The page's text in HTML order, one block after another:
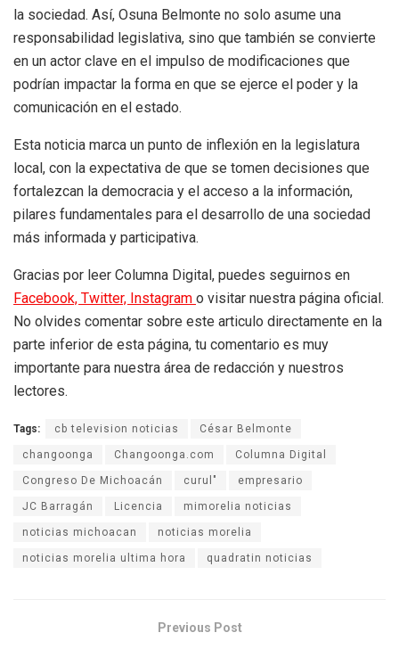
la sociedad. Así, Osuna Belmonte no solo asume una
responsabilidad legislativa, sino que también se convierte
en un actor clave en el impulso de modificaciones que
podrían impactar la forma en que se ejerce el poder y la
comunicación en el estado.
Esta noticia marca un punto de inflexión en la legislatura
local, con la expectativa de que se tomen decisiones que
fortalezcan la democracia y el acceso a la información,
pilares fundamentales para el desarrollo de una sociedad
más informada y participativa.
Gracias por leer Columna Digital, puedes seguirnos en
Facebook, Twitter, Instagram o visitar nuestra página oficial.
No olvides comentar sobre este articulo directamente en la
parte inferior de esta página, tu comentario es muy
importante para nuestra área de redacción y nuestros
lectores.
Tags: cb television noticias César Belmonte
changoonga Changoonga.com Columna Digital
Congreso De Michoacán curul" empresario
JC Barragán Licencia mimorelia noticias
noticias michoacan noticias morelia
noticias morelia ultima hora quadratin noticias
Previous Post